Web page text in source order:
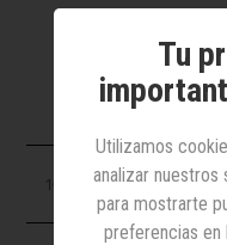
10 septiembre 2024
Tu
Utilizamos
analizar nuestros
para mostrarte
preferencias en